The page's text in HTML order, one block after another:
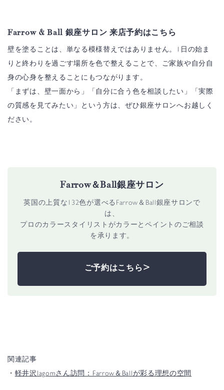
Farrow & Ball 銀座サロン 来店予約はこちら
壁を塗ることは、単なる模様替えではありません。1日の始ま
りと終わりを過ごす場所を色で整えることで、ご家族や自分自
身の心身を整えることにもつながります。
「まずは、壁一面から」「自分に合う色を相談したい」「実際
の質感を見てみたい」という方は、ぜひ銀座サロンへお越しく
ださい。
Farrow＆Ball銀座サロン
英国の上質な132色が選べるFarrow＆Ball銀座サロンで
は、
プロのカラースタイリストがカラーとペイントのご相談
を承ります。
ご予約はこちら >
関連記事
・ 軽井沢lagomさん訪問：Farrow＆Ballが彩る理想の空間